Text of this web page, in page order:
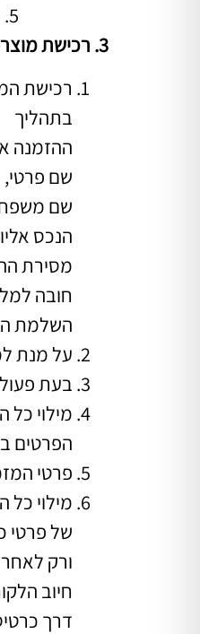
3. רכישת מוצרים באתר
רכישת
בתהליך
ההזמנה
שם פרטי,
שם
הנכס
מסירת
חובה
השלמת
על מנת
בעת
מילוי
הפרטים
פרטי
מילוי
של פרטי
ורק
חיוב
דרך